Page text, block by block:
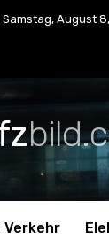
Samstag, August
Verkehr